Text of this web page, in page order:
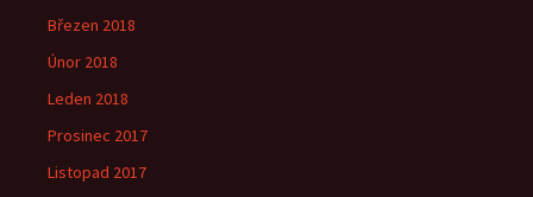
Březen 2018
Únor 2018
Leden 2018
Prosinec 2017
Listopad 2017